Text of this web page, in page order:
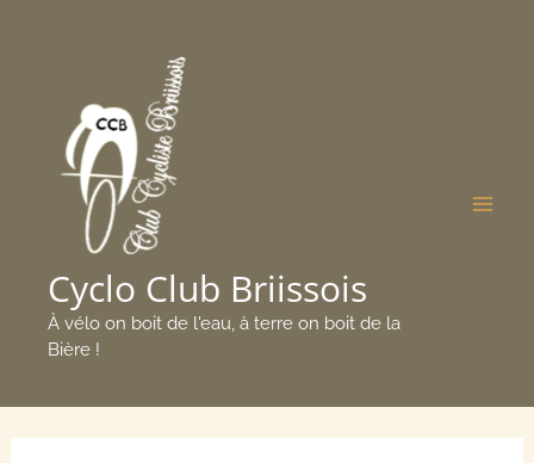
Cyclo Club Briissois
À vélo on boit de l'eau, à terre on boit de la
Bière !